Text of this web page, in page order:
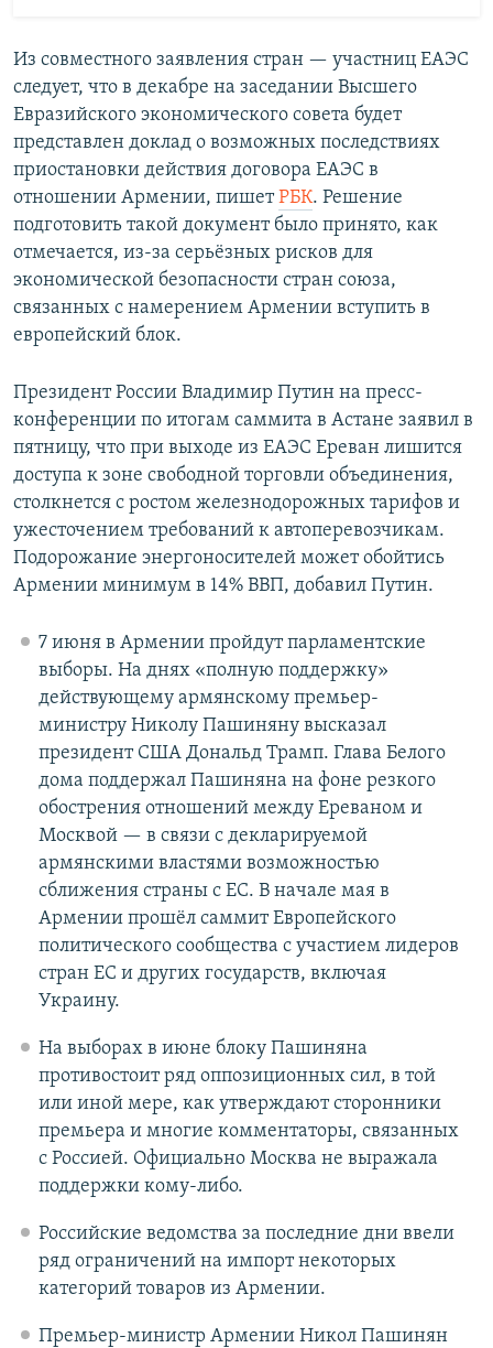
Из совместного заявления стран — участниц ЕАЭС
следует, что в декабре на заседании Высшего
Евразийского экономического совета будет
представлен доклад о возможных последствиях
приостановки действия договора ЕАЭС в
отношении Армении, пишетРБК. Решение
подготовить такой документ было принято, как
отмечается, из-за серьёзных рисков для
экономической безопасности стран союза,
связанных с намерением Армении вступить в
европейский блок.
Президент России Владимир Путин на пресс-
конференции по итогам саммита в Астане заявил в
пятницу, что при выходе из ЕАЭС Ереван лишится
доступа к зоне свободной торговли объединения,
столкнется с ростом железнодорожных тарифов и
ужесточением требований к автоперевозчикам.
Подорожание энергоносителей может обойтись
Армении минимум в 14% ВВП, добавил Путин.
7 июня в Армении пройдут парламентские
выборы. На днях «полную поддержку»
действующему армянскому премьер-
министру Николу Пашиняну высказал
президент США Дональд Трамп. Глава Белого
дома поддержал Пашиняна на фоне резкого
обострения отношений между Ереваном и
Москвой — в связи с декларируемой
армянскими властями возможностью
сближения страны с ЕС. В начале мая в
Армении прошёл саммит Европейского
политического сообщества с участием лидеров
стран ЕС и других государств, включая
Украину.
На выборах в июне блоку Пашиняна
противостоит ряд оппозиционных сил, в той
или иной мере, как утверждают сторонники
премьера и многие комментаторы, связанных
с Россией. Официально Москва не выражала
поддержки кому-либо.
Российские ведомства за последние дни ввели
ряд ограничений на импорт некоторых
категорий товаров из Армении.
Премьер-министр Армении Никол Пашинян